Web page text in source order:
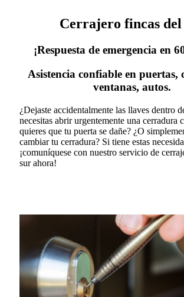
Cerrajero fincas
¡Respuesta de emergencia en
Asistencia confiable en puertas,
ventanas, autos.
¿Dejaste accidentalmente las llaves dentro
necesitas abrir urgentemente una cerradura
quieres que tu puerta se dañe? ¿O
cambiar tu cerradura? Si tiene estas
¡comuníquese con nuestro servicio de
sur ahora!